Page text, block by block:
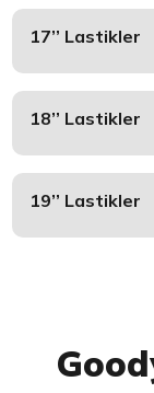
17’’ Lastikler
18’’ Lastikler
19’’ Lastikler